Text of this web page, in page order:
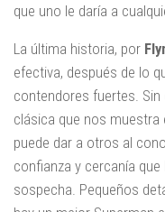
que uno le daría a
La última historia, por
efectiva, después de lo
contendores fuertes.
clásica que nos muestra
puede dar a otros al
confianza y cercanía
sospecha. Pequeños